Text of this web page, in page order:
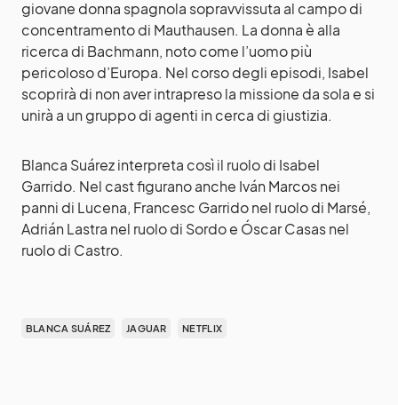
giovane donna spagnola sopravvissuta al campo di
concentramento di Mauthausen. La donna è alla
ricerca di Bachmann, noto come l’uomo più
pericoloso d’Europa. Nel corso degli episodi, Isabel
scoprirà di non aver intrapreso la missione da sola e si
unirà a un gruppo di agenti in cerca di giustizia.
Blanca Suárez interpreta così il ruolo di Isabel
Garrido. Nel cast figurano anche Iván Marcos nei
panni di Lucena, Francesc Garrido nel ruolo di Marsé,
Adrián Lastra nel ruolo di Sordo e Óscar Casas nel
ruolo di Castro.
BLANCA SUÁREZ JAGUAR NETFLIX